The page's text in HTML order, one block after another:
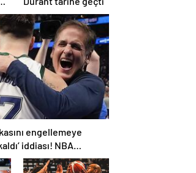
engellemeye
iddiası! NBA